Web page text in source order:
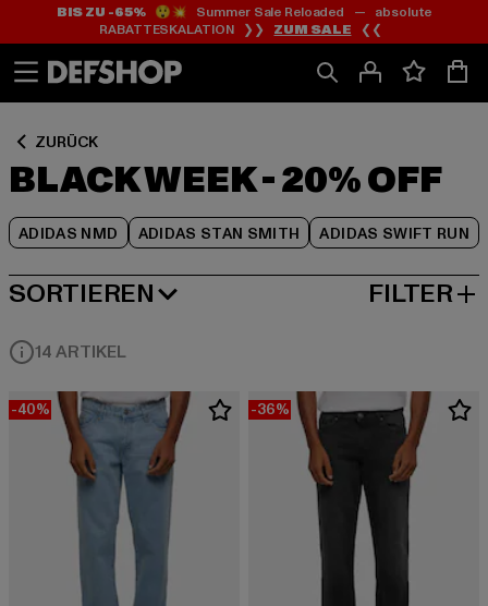
Zum
Inhalt
springen
Zum
Fußzeile
springen
BIS ZU -65%😲💥 Summer Sale Reloaded — absolute
RABATTESKALATION ❯❯ ZUM SALE ❮❮
ZURÜCK
BLACK WEEK - 20% OFF
ADIDAS NMD ADIDAS STAN SMITH ADIDAS SWIFT RUN
Zum
Produktraster
springen
SORTIEREN
BELIEBTESTE FILTER
14 ARTIKEL
-40% -36%